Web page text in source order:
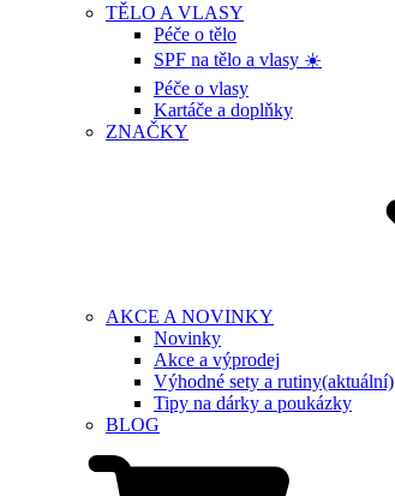
TĚLO A VLASY
Péče o tělo
SPF na tělo a vlasy ☀️
Péče o vlasy
Kartáče a doplňky
ZNAČKY
AKCE A NOVINKY
Novinky
Akce a výprodej
Výhodné sety a rutiny(aktuální)
Tipy na dárky a poukázky
BLOG